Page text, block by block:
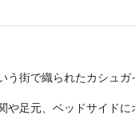
う街で織られたカシュガ
や足元、ベッドサイドに